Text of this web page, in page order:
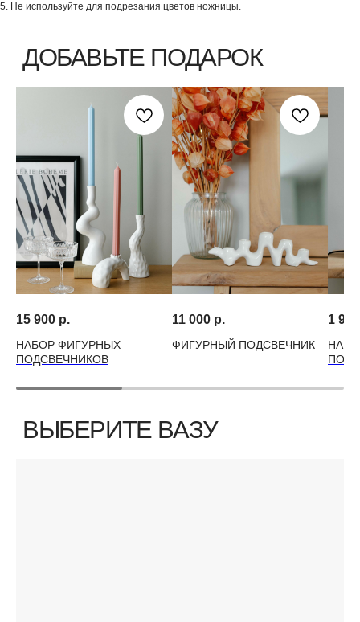
5. Не используйте для подрезания цветов ножницы.
15 900 р.
НАБОР ФИГУРНЫХ
ПОДСВЕЧНИКОВ
11 000 р.
ФИГУРНЫЙ ПОДСВЕЧНИК
1 990